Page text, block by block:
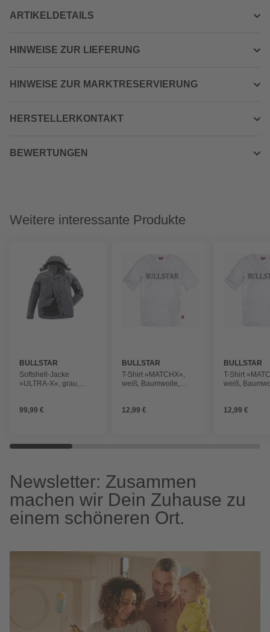
ARTIKELDETAILS
HINWEISE ZUR LIEFERUNG
HINWEISE ZUR MARKTRESERVIERUNG
HERSTELLERKONTAKT
BEWERTUNGEN
Weitere interessante Produkte
BULLSTAR
Softshell-Jacke
»ULTRA-X«, grau,
99,99 €
BULLSTAR
T-Shirt »MATCHX«,
weiß, Baumwolle,
12,99 €
BULLSTAR
T-Shirt
weiß,
12,99 €
Newsletter: Zusammen
machen wir Dein Zuhause zu
einem schöneren Ort.